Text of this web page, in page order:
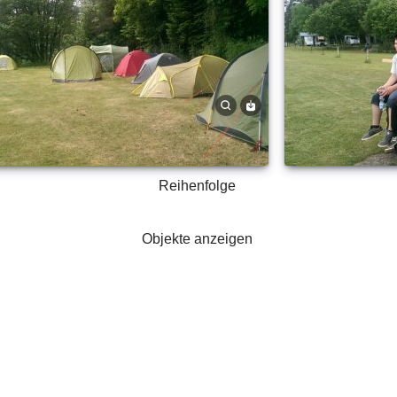
Reihenfolge
Objekte anzeigen